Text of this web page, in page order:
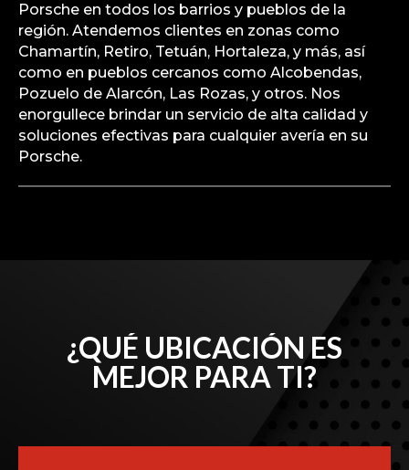
Porsche en todos los barrios y pueblos de la
región. Atendemos clientes en zonas como
Chamartín, Retiro, Tetuán, Hortaleza, y más, así
como en pueblos cercanos como Alcobendas,
Pozuelo de Alarcón, Las Rozas, y otros. Nos
enorgullece brindar un servicio de alta calidad y
soluciones efectivas para cualquier avería en su
Porsche.
¿QUÉ UBICACIÓN ES
MEJOR PARA TI?